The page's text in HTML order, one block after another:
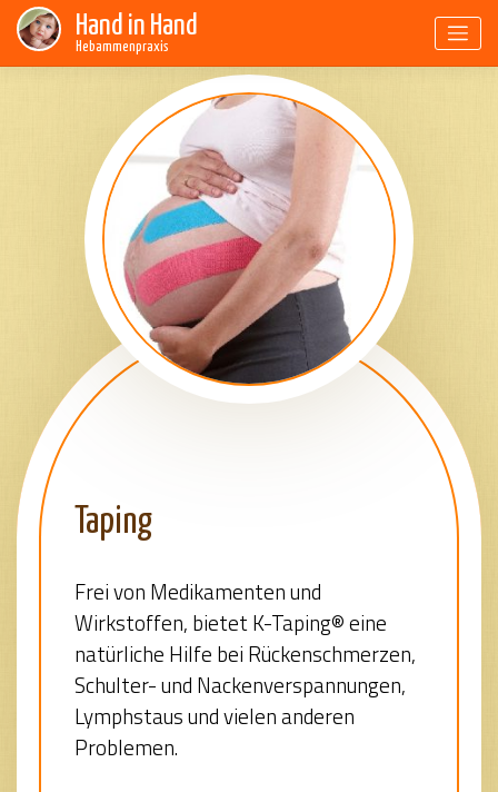
Skip
to
content
Hand in Hand
Hebammenpraxis
Taping
Frei von Medikamenten und
Wirkstoffen, bietet K-Taping® eine
natürliche Hilfe bei Rückenschmerzen,
Schulter- und Nackenverspannungen,
Lymphstaus und vielen anderen
Problemen.